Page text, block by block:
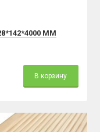
ММ
В корзину